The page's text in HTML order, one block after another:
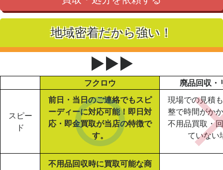
地域密着だから強い！
▶▶▶
フクロウ 廃品回収・
スピー
ド
前日・当日のご連絡でもスピ
ーディーに対応可能！即日対
応・即金買取が当店の特徴で
す。
現場での見積
整で時間がか
不用品買取・
ていない
不用品回収時に買取可能な商